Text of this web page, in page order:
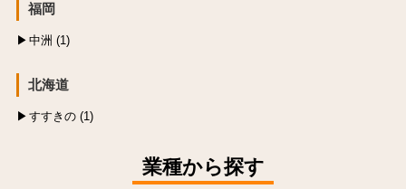
福岡
中洲 (1)
北海道
すすきの (1)
業種から探す